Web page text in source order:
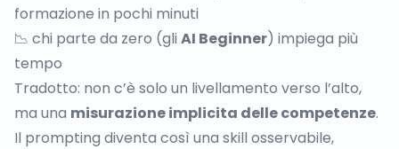
formazione in pochi minuti
📉 chi parte da zero (gli AI Beginner) impiega più
tempo
Tradotto: non c’è solo un livellamento verso l’alto,
ma una misurazione implicita delle competenze.
Il prompting diventa così una skill osservabile,